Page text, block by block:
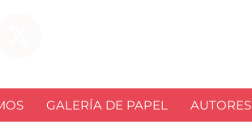
GALERÍA DE PAPEL AUTORES